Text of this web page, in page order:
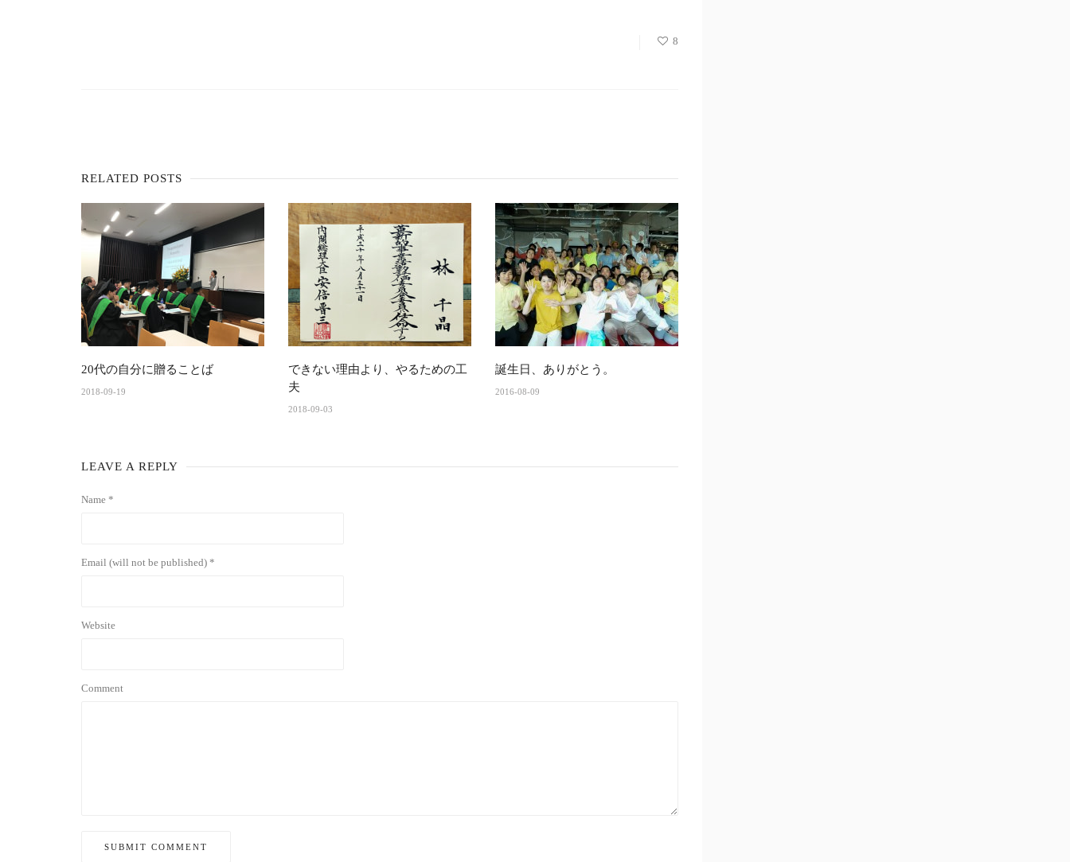
8
RELATED POSTS
20代の自分に贈ることば
2018-09-19
できない理由より、やるための工
夫
2018-09-03
誕生日、ありがとう。
2016-08-09
LEAVE A REPLY
Name *
Email (will not be published) *
Website
Comment